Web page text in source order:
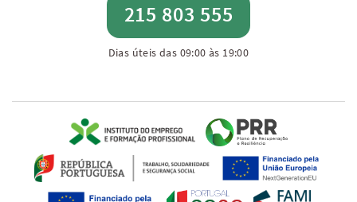
215 803 555
Dias úteis das 09:00 às 19:00